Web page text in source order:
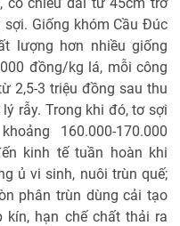
Giống khóm Cầu Đúc
lượng hơn nhiều giống
đồng/kg lá, mỗi công
2,5-3 triệu đồng sau thu
rẫy. Trong khi đó, tơ sợi
160.000-170.000
kinh tế tuần hoàn khi
ủ vi sinh, nuôi trùn quế;
phân trùn dùng cải tạo
kín, hạn chế chất thải ra